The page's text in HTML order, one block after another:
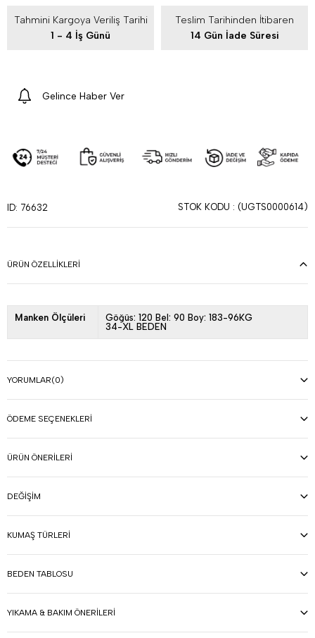
Tahmini Kargoya Veriliş Tarihi
1 - 4 İş Günü
Teslim Tarihinden İtibaren
14 Gün İade Süresi
Gelince Haber Ver
ID: 76632 STOK KODU (UGTS0000614)
ÜRÜN ÖZELLIKLERI
Manken Ölçüleri
Göğüs: 120 Bel: 90 Boy: 183-96KG
34-XL BEDEN
YORUMLAR(0)
ÖDEME SEÇENEKLERI
ÜRÜN ÖNERILERI
DEĞIŞIM
KUMAŞ TÜRLERI
BEDEN TABLOSU
YIKAMA & BAKIM ÖNERILERI